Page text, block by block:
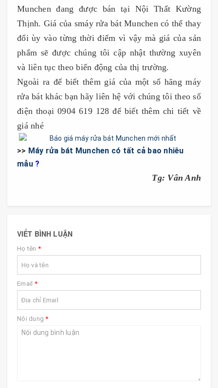
Munchen đang được bán tại Nội Thất Kường
Thịnh. Giá của smáy rửa bát Munchen có thể thay
đổi ùy vào từng thời điểm vì vậy mà giá của sản
phẩm sẽ được chúng tôi cập nhật thường xuyên
và liên tục theo biến động của thị trường.
Ngoài ra để biết thêm giá của một số hãng máy
rửa bát khác bạn hãy liên hệ với chúng tôi theo số
điện thoại 0904 619 128 để biết thêm chi tiết về
giá nhé
>> Máy rửa bát Munchen có tất cả bao nhiêu
mẫu ?
Tg: Vân Anh
VIẾT BÌNH LUẬN
Họ tên *
Email *
Nội dung*